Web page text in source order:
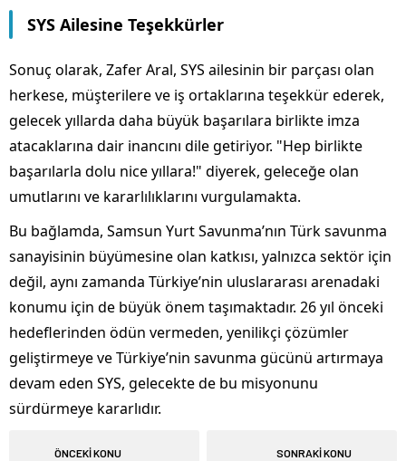
SYS Ailesine Teşekkürler
Sonuç olarak, Zafer Aral, SYS ailesinin bir parçası olan
herkese, müşterilere ve iş ortaklarına teşekkür ederek,
gelecek yıllarda daha büyük başarılara birlikte imza
atacaklarına dair inancını dile getiriyor. "Hep birlikte
başarılarla dolu nice yıllara!" diyerek, geleceğe olan
umutlarını ve kararlılıklarını vurgulamakta.
Bu bağlamda, Samsun Yurt Savunma’nın Türk savunma
sanayisinin büyümesine olan katkısı, yalnızca sektör için
değil, aynı zamanda Türkiye’nin uluslararası arenadaki
konumu için de büyük önem taşımaktadır. 26 yıl önceki
hedeflerinden ödün vermeden, yenilikçi çözümler
geliştirmeye ve Türkiye’nin savunma gücünü artırmaya
devam eden SYS, gelecekte de bu misyonunu
sürdürmeye kararlıdır.
ÖNCEKİ KONU SONRAKİ KONU